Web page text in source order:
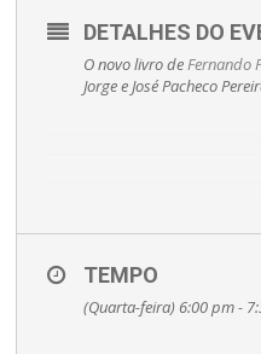
DETALHES DO
O novo livro deFernando
Jorge e José Pacheco
Recuando à juventude
pessoa, a história de
testemunho e retrato
ser um trabalho
TEMPO
(Quarta-feira) 6:00 pm -